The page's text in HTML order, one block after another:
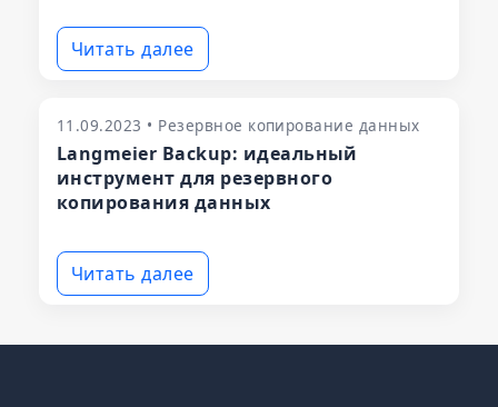
Читать далее
11.09.2023 • Резервное копирование данных
Langmeier Backup: идеальный
инструмент для резервного
копирования данных
Читать далее